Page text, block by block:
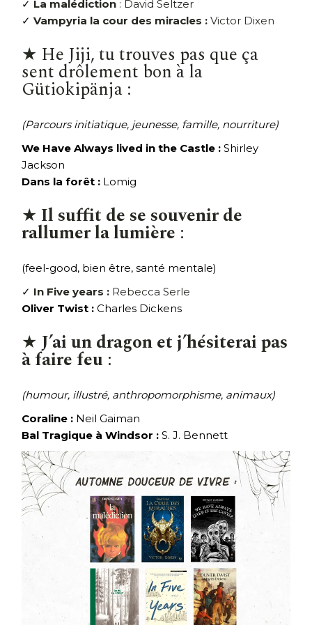
✓ La malédiction : David Seltzer
✓Vampyria la cour des miracles : Victor Dixen
★ He Jiji, tu trouves pas que ça
sent drôlement bon à la
Gütiokipänja :
(Parcours initiatique, jeunesse, famille, nourriture)
We Have Always lived in the Castle :Shirley
Jackson
Dans la forêt : Lomig
★ Il suffit de se souvenir de
rallumer la lumière :
(feel-good, bien être, santé mentale)
✓ In Five years : Rebecca Serle
Oliver Twist :Charles Dickens
★J’ai un dragon et j’hésiterai pas
à faire feu :
(humour, illustré, anthropomorphisme, animaux)
Coraline : Neil Gaiman
Bal Tragique à Windsor : S. J. Bennett